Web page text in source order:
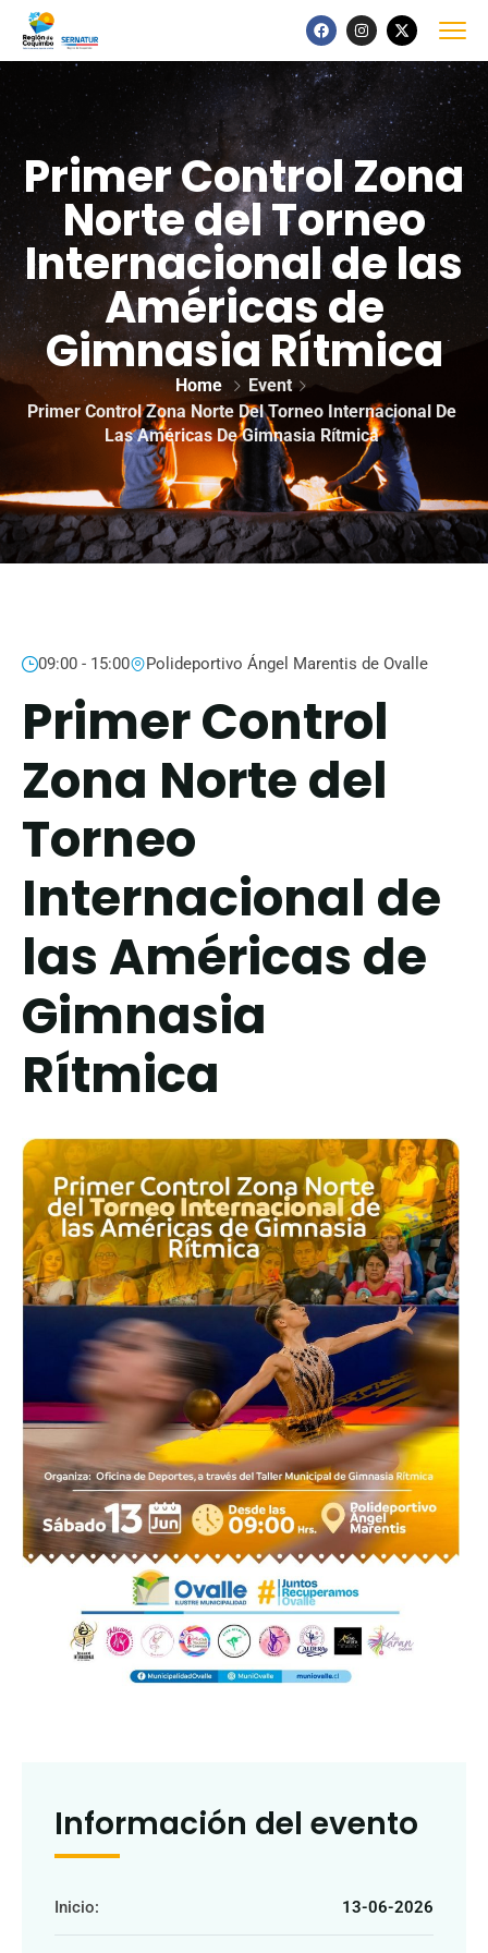
Primer Control Zona
Norte del Torneo
Internacional de las
Américas de
Gimnasia Rítmica
Home
Event
Primer Control Zona Norte Del Torneo Internacional De
Las Américas De Gimnasia Rítmica
09:00 - 15:00 Polideportivo Ángel Marentis de Ovalle
Primer Control
Zona Norte del
Torneo
Internacional de
las Américas de
Gimnasia
Rítmica
Información del evento
Inicio: 13-06-2026